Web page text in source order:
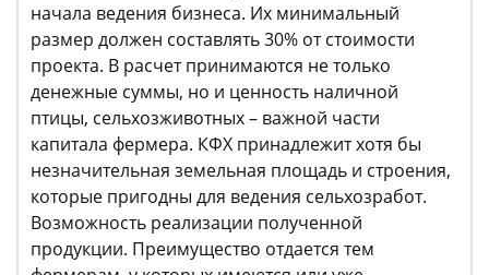
начала ведения бизнеса. Их минимальный
размер должен составлять 30% от стоимости
проекта. В расчет принимаются не только
денежные суммы, но и ценность наличной
птицы, сельхозживотных – важной части
капитала фермера. КФХ принадлежит хотя бы
незначительная земельная площадь и строения,
которые пригодны для ведения сельхозработ.
Возможность реализации полученной
продукции. Преимущество отдается тем